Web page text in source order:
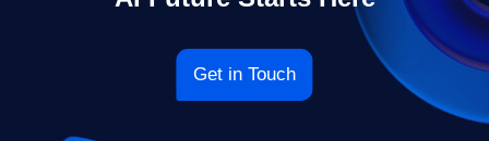
Get in Touch